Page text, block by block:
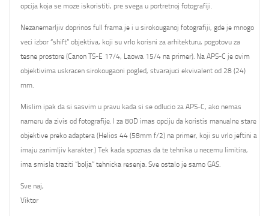
opcija koja se moze iskoristiti, pre svega u portretnoj fotografiji.
Nezanemarljiv doprinos full frama je i u sirokouganoj fotografiji, gde je mnogo
veci izbor “shift” objektiva, koji su vrlo korisni za arhitekturu, pogotovu za
tesne prostore (Canon TS-E 17/4, Laowa 15/4 na primer). Na APS-C je ovim
objektivima uskracen sirokougaoni pogled, stvarajuci ekvivalent od 28 (24)
mm.
Mislim ipak da si sasvim u pravu kada si se odlucio za APS-C, ako nemas
nameru da zivis od fotografije. I za 80D imas opciju da koristis manualne stare
objektive preko adaptera (Helios 44 (58mm f/2) na primer, koji su vrlo jeftini a
imaju zanimljiv karakter.) Tek kada spoznas da te tehnika u necemu limitira,
ima smisla traziti “bolja” tehnicka resenja. Sve ostalo je samo GAS.
Sve naj,
Viktor